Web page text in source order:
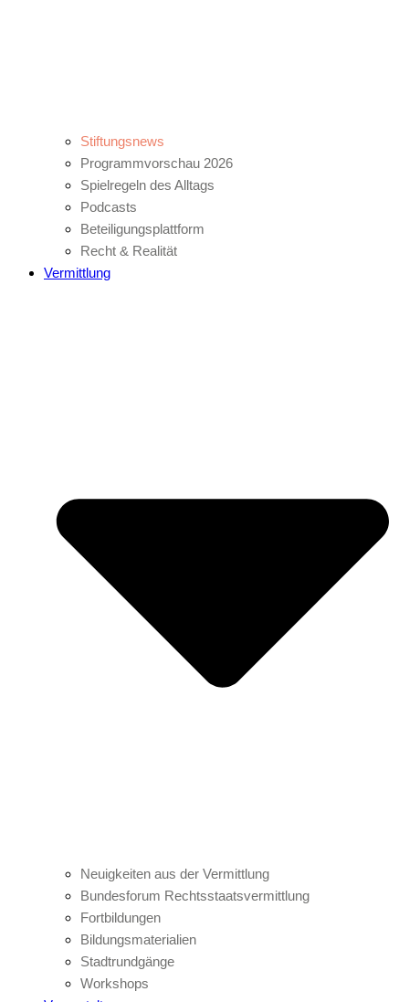
Stiftungsnews
Programmvorschau 2026
Spielregeln des Alltags
Podcasts
Beteiligungsplattform
Recht & Realität
Vermittlung
Neuigkeiten aus der Vermittlung
Bundesforum Rechtsstaatsvermittlung
Fortbildungen
Bildungsmaterialien
Stadtrundgänge
Workshops